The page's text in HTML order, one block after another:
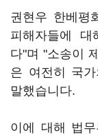
권현우 한베평
피해자들에
다"며 "소송이
은 여전히 국
말했습니다.
이에 대해 법